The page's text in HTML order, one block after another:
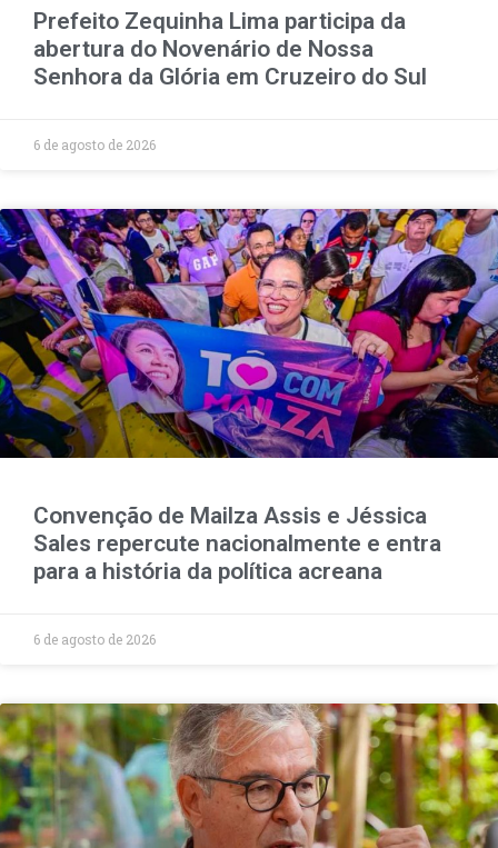
Prefeito Zequinha Lima participa da
abertura do Novenário de Nossa
Senhora da Glória em Cruzeiro do Sul
6 de agosto de 2026
Convenção de Mailza Assis e Jéssica
Sales repercute nacionalmente e entra
para a história da política acreana
6 de agosto de 2026